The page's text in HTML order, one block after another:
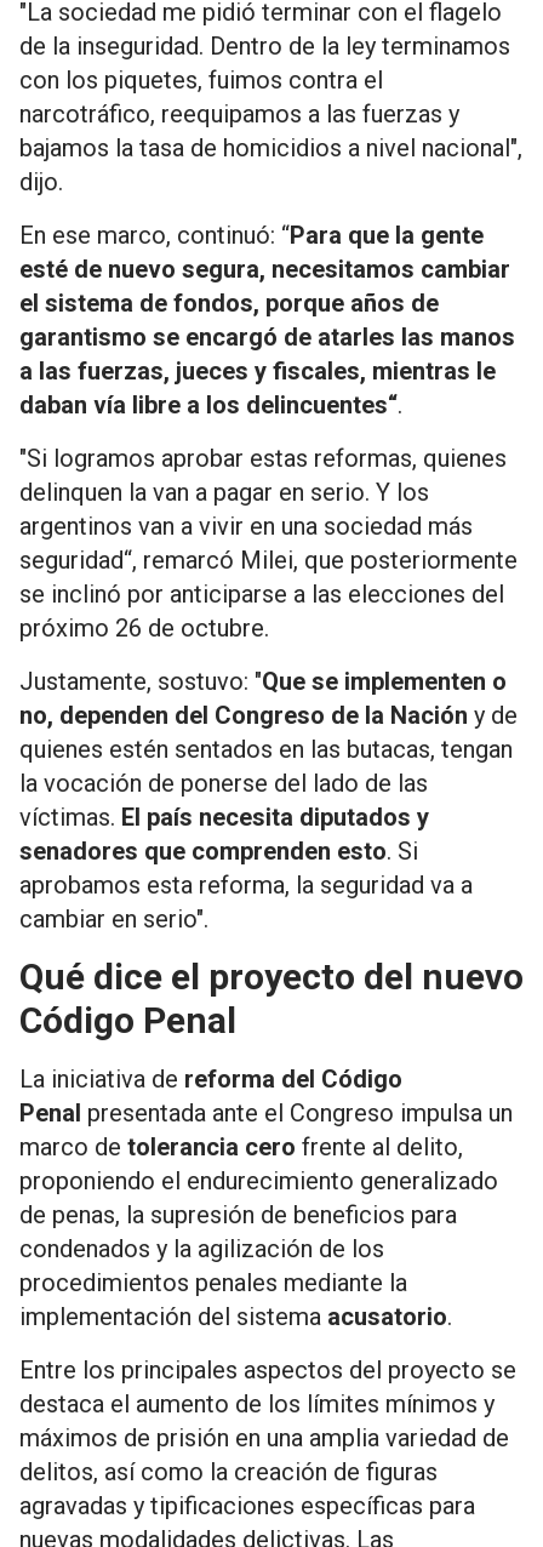
"La sociedad me pidió terminar con el flagelo
de la inseguridad. Dentro de la ley terminamos
con los piquetes, fuimos contra el
narcotráfico, reequipamos a las fuerzas y
bajamos la tasa de homicidios a nivel nacional",
dijo.
En ese marco, continuó: “Para que la gente
esté de nuevo segura, necesitamos cambiar
el sistema de fondos, porque años de
garantismo se encargó de atarles las manos
a las fuerzas, jueces y fiscales, mientras le
daban vía libre a los delincuentes“.
"Si logramos aprobar estas reformas, quienes
delinquen la van a pagar en serio. Y los
argentinos van a vivir en una sociedad más
seguridad“, remarcó Milei, que posteriormente
se inclinó por anticiparse a las elecciones del
próximo 26 de octubre.
Justamente, sostuvo: "Que se implementen o
no, dependen del Congreso de la Nación y de
quienes estén sentados en las butacas, tengan
la vocación de ponerse del lado de las
víctimas. El país necesita diputados y
senadores que comprenden esto. Si
aprobamos esta reforma, la seguridad va a
cambiar en serio".
Qué dice el proyecto del nuevo
Código Penal
La iniciativa de reforma del Código
Penal presentada ante el Congreso impulsa un
marco de tolerancia cero frente al delito,
proponiendo el endurecimiento generalizado
de penas, la supresión de beneficios para
condenados y la agilización de los
procedimientos penales mediante la
implementación del sistema acusatorio.
Entre los principales aspectos del proyecto se
destaca el aumento de los límites mínimos y
máximos de prisión en una amplia variedad de
delitos, así como la creación de figuras
agravadas y tipificaciones específicas para
nuevas modalidades delictivas. Las